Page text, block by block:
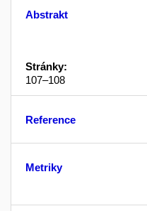
Abstrakt
Stránky:
107–108
Reference
Metriky